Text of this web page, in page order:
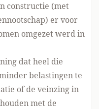
constructie (met
er voor
omgezet werd in
dat heel die
belastingen te
of de veinzing in
met de